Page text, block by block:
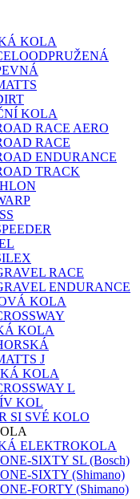
KOLA
KOLA
RACE AERO
RACE
ENDURANCE
TRACK
RACE
ENDURANCE
KOLA
KOLA
J
KOLA
L
KOL
SI SVÉ KOLO
ELEKTROKOLA
SIXTY SL (Bosch)
SIXTY (Shimano)
FORTY (Shimano)